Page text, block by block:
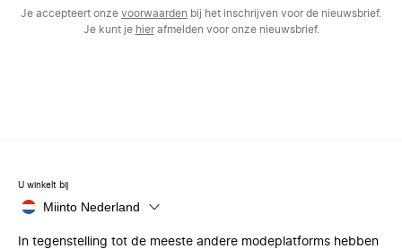
Je accepteert onze voorwaarden bij het inschrijven voor de nieuwsbrief.
Je kunt je hierafmelden voor onze nieuwsbrief.
U winkelt bij
Miinto Nederland
In tegenstelling tot de meeste andere modeplatforms hebben